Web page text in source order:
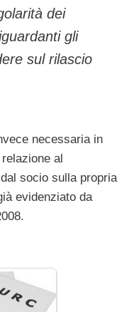
dei
gli
sul rilascio
necessaria in
al
socio sulla propria
evidenziato da